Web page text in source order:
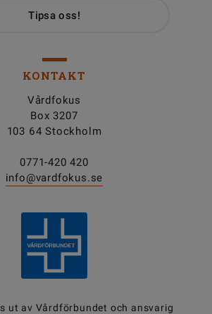
Tipsa oss!
KONTAKT
Vårdfokus
Box 3207
103 64 Stockholm
0771-420 420
info@vardfokus.se
ut av Vårdförbundet och ansvarig